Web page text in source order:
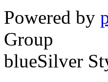
Powered by
Group
blueSilver